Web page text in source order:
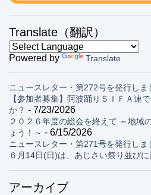
Translate（翻訳）
Powered by Translate
ニュースレター・第272号を発行しま
【参加者募集】阿波踊りＳＩＦＡ連
か？ - 7/23/2026
２０２６年度の総会を終えて ～地域
ょう！～ - 6/15/2026
ニュースレター・第271号を発行しま
６月14日(日)は、あじさい祭り並び
アーカイブ